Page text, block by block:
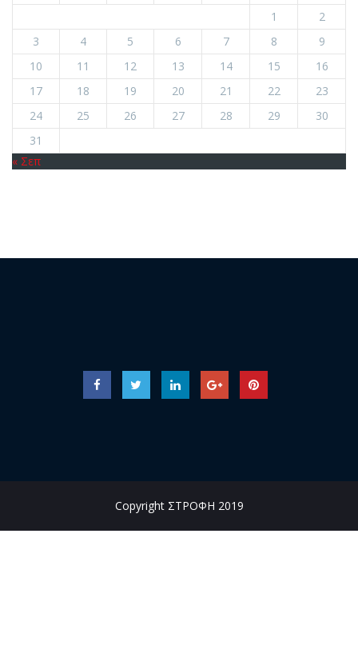
1
2
3
4 5 6 7 8
9
10
11 12 13 14 15
16
17
18 19 20 21 22
23
24
25 26 27 28 29
30
31
« Σεπ
Copyright ΣΤΡΟΦΗ 2019